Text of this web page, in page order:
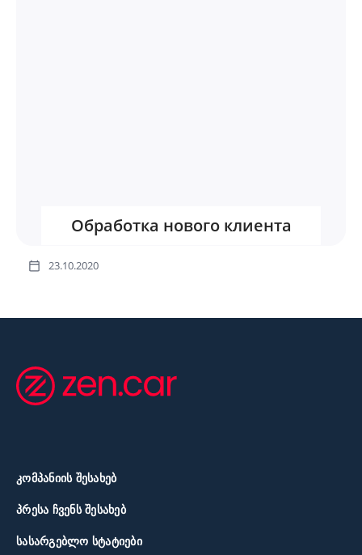
Обработка нового клиента
23.10.2020
ᲙᲝᲛᲞᲐᲜᲘᲘᲡ ᲨᲔᲡᲐᲮᲔᲑ
ᲞᲠᲔᲡᲐ ᲩᲕᲔᲜᲡ ᲨᲔᲡᲐᲮᲔᲑ
ᲡᲐᲡᲐᲠᲒᲔᲑᲚᲝ ᲡᲢᲐᲢᲘᲔᲑᲘ